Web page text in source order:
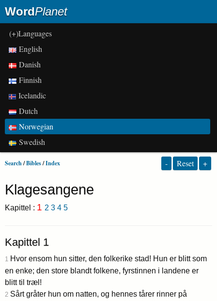
WordPlanet
(+)Languages
English
Danish
Finnish
Icelandic
Dutch
Norwegian
Swedish
Search/Bibles/Index - Reset +
Klagesangene
Kapittel : 1 2 3 4 5
Kapittel 1
1 Hvor ensom hun sitter, den folkerike stad! Hun er blitt som
en enke; den store blandt folkene, fyrstinnen i landene er
blitt til træl!
2 Sårt gråter hun om natten, og hennes tårer rinner på